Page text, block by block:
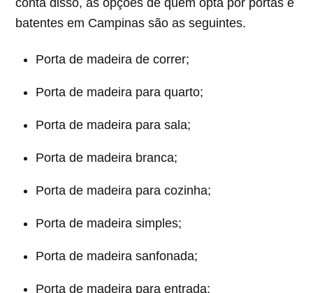
batentes em Campinas são as seguintes.
Porta de madeira de correr;
Porta de madeira para quarto;
Porta de madeira para sala;
Porta de madeira branca;
Porta de madeira para cozinha;
Porta de madeira simples;
Porta de madeira sanfonada;
Porta de madeira para entrada;